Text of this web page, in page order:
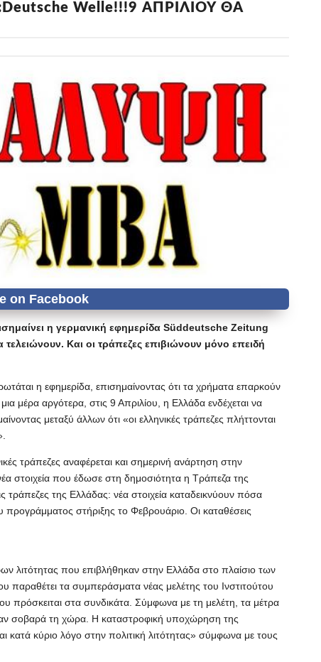
Welle!!!9 ΑΠΡΙΛΙΟΥ ΘΑ
η γερμανική εφημερίδα Süddeutsche Zeitung
Και οι τράπεζες επιβιώνουν μόνο επειδή
η εφημερίδα, επισημαίνοντας ότι τα χρήματα επαρκούν
μέρα αργότερα, στις 9 Απριλίου, η Ελλάδα ενδέχεται να
μεταξύ άλλων ότι «οι ελληνικές τράπεζες πλήττονται
τράπεζες αναφέρεται και σημερινή ανάρτηση στην
στοιχεία που έδωσε στη δημοσιότητα η Τράπεζα της
της Ελλάδας: νέα στοιχεία καταδεικνύουν πόσα
στήριξης το Φεβρουάριο. Οι καταθέσεις
λιτότητας που επιβλήθηκαν στην Ελλάδα στο πλαίσιο των
τα συμπεράσματα νέας μελέτης του Ινστιτούτου
πρόσκειται στα συνδικάτα. Σύμφωνα με τη μελέτη, τα μέτρα
σοβαρά τη χώρα. Η καταστροφική υποχώρηση της
κατά κύριο λόγο στην πολιτική λιτότητας» σύμφωνα με τους